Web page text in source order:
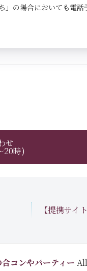
の場合においても電
せ
20時)
【提携サイ
コンやパーティー